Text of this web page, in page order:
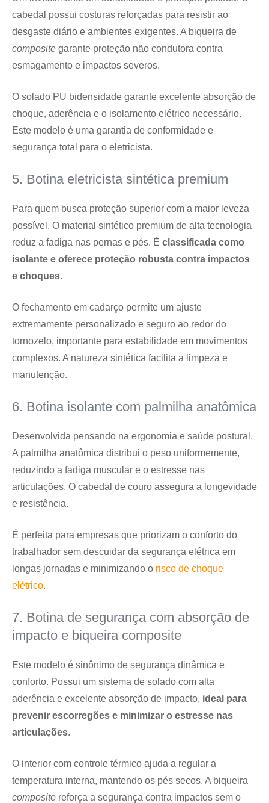
cabedal possui costuras reforçadas para resistir ao
desgaste diário e ambientes exigentes. A biqueira de
composite garante proteção não condutora contra
esmagamento e impactos severos.
O solado PU bidensidade garante excelente absorção de
choque, aderência e o isolamento elétrico necessário.
Este modelo é uma garantia de conformidade e
segurança total para o eletricista.
5. Botina eletricista sintética premium
Para quem busca proteção superior com a maior leveza
possível. O material sintético premium de alta tecnologia
reduz a fadiga nas pernas e pés. É classificada como
isolante e oferece proteção robusta contra impactos
e choques.
O fechamento em cadarço permite um ajuste
extremamente personalizado e seguro ao redor do
tornozelo, importante para estabilidade em movimentos
complexos. A natureza sintética facilita a limpeza e
manutenção.
6. Botina isolante com palmilha anatômica
Desenvolvida pensando na ergonomia e saúde postural.
A palmilha anatômica distribui o peso uniformemente,
reduzindo a fadiga muscular e o estresse nas
articulações. O cabedal de couro assegura a longevidade
e resistência.
É perfeita para empresas que priorizam o conforto do
trabalhador sem descuidar da segurança elétrica em
longas jornadas e minimizando o risco de choque
elétrico.
7. Botina de segurança com absorção de
impacto e biqueira composite
Este modelo é sinônimo de segurança dinâmica e
conforto. Possui um sistema de solado com alta
aderência e excelente absorção de impacto, ideal para
prevenir escorregões e minimizar o estresse nas
articulações.
O interior com controle térmico ajuda a regular a
temperatura interna, mantendo os pés secos. A biqueira
composite reforça a segurança contra impactos sem o